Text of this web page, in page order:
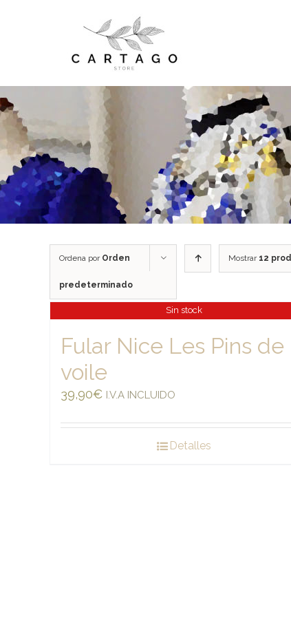
Ordena por Orden
predeterminado
Mostrar 12
Sin stock
Fular Nice Les Pins de
voile
39,90€ I.V.A INCLUIDO
Detalles